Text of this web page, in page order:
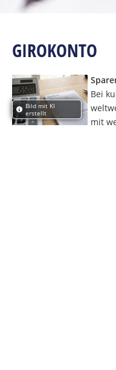
GIROKONTO
Bild mit KI
erstellt
Bei
mit